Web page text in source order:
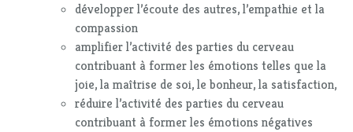
développer l’écoute des autres, l’empathie et la
compassion
amplifier l’activité des parties du cerveau
contribuant à former les émotions telles que la
joie, la maîtrise de soi, le bonheur, la satisfaction,
réduire l’activité des parties du cerveau
contribuant à former les émotions négatives